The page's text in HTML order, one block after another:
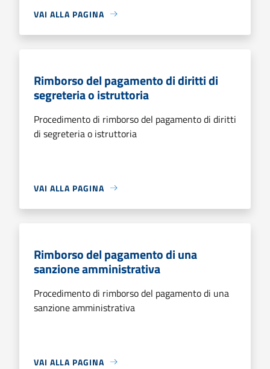
VAI ALLA PAGINA
Rimborso del pagamento di diritti di
segreteria o istruttoria
Procedimento di rimborso del pagamento di diritti
di segreteria o istruttoria
VAI ALLA PAGINA
Rimborso del pagamento di una
sanzione amministrativa
Procedimento di rimborso del pagamento di una
sanzione amministrativa
VAI ALLA PAGINA